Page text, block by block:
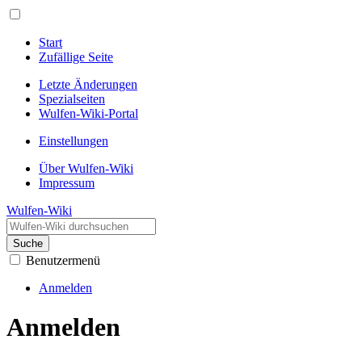
Start
Zufällige Seite
Letzte Änderungen
Spezialseiten
Wulfen-Wiki-Portal
Einstellungen
Über Wulfen-Wiki
Impressum
Wulfen-Wiki
Suche
Benutzermenü
Anmelden
Anmelden